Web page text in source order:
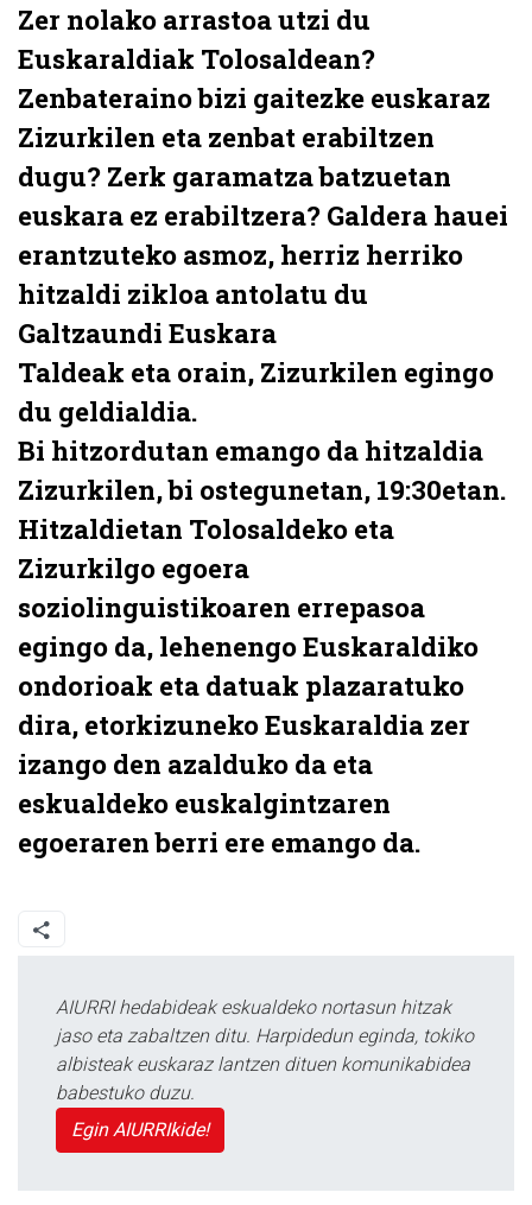
Zer nolako arrastoa utzi du
Euskaraldiak Tolosaldean?
Zenbateraino bizi gaitezke euskaraz
Zizurkilen eta zenbat erabiltzen
dugu? Zerk garamatza batzuetan
euskara ez erabiltzera? Galdera hauei
erantzuteko asmoz, herriz herriko
hitzaldi zikloa antolatu du
Galtzaundi Euskara
Taldeak eta orain, Zizurkilen egingo
du geldialdia.
Bi hitzordutan emango da hitzaldia
Zizurkilen, bi ostegunetan, 19:30etan.
Hitzaldietan Tolosaldeko eta
Zizurkilgo egoera
soziolinguistikoaren errepasoa
egingo da, lehenengo Euskaraldiko
ondorioak eta datuak plazaratuko
dira, etorkizuneko Euskaraldia zer
izango den azalduko da eta
eskualdeko euskalgintzaren
egoeraren berri ere emango da.
AIURRI hedabideak eskualdeko nortasun hitzak
jaso eta zabaltzen ditu. Harpidedun eginda, tokiko
albisteak euskaraz lantzen dituen komunikabidea
babestuko duzu.
Egin AIURRIkide!